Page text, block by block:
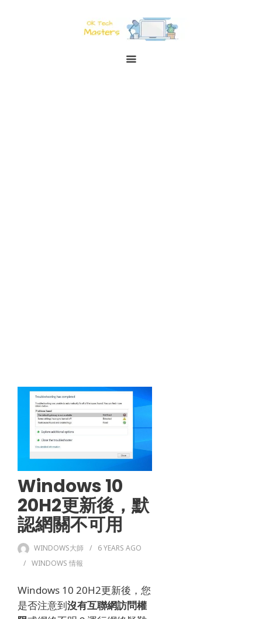
Windows 10
20H2更新後，默
認網關不可用
WINDOWS大師 6 YEARS AGO
WINDOWS 情報
Windows 10 20H2更新後， 您
是否注意到沒有互聯網訪問權